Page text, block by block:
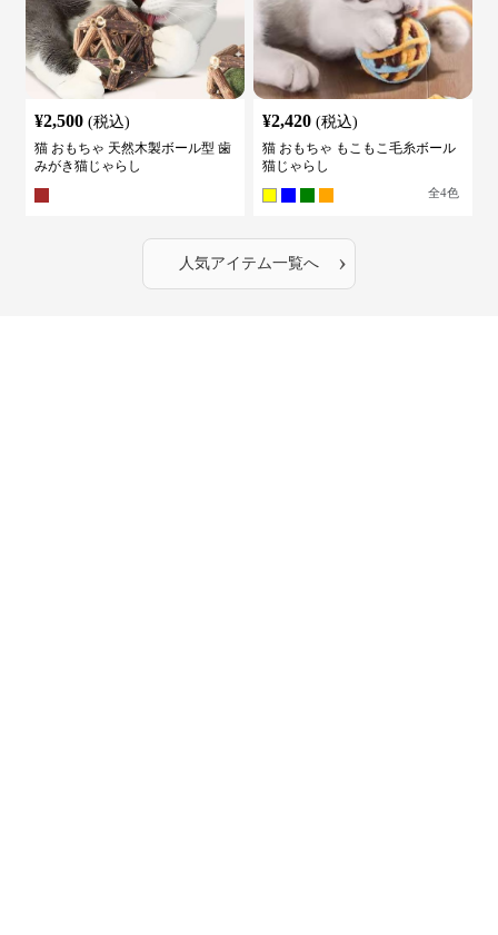
¥2,500 (税込)
猫 おもちゃ 天然木製ボール型 歯
みがき猫じゃらし
¥2,420 (税込)
猫 おもちゃ もこもこ毛糸ボール
猫じゃらし
全4色
人気アイテム一覧へ ›